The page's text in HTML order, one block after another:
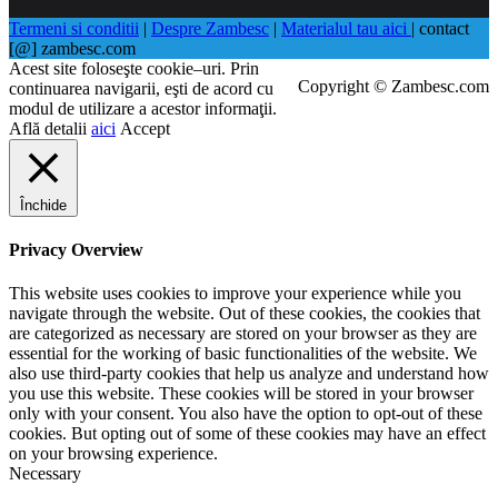
Termeni si conditii | Despre Zambesc | Materialul tau aici | contact
[@] zambesc.com
Copyright © Zambesc.com
Acest site foloseşte cookie–uri. Prin
continuarea navigarii, eşti de acord cu
modul de utilizare a acestor informaţii.
Află detalii aici Accept
Închide
Privacy Overview
This website uses cookies to improve your experience while you
navigate through the website. Out of these cookies, the cookies that
are categorized as necessary are stored on your browser as they are
essential for the working of basic functionalities of the website. We
also use third-party cookies that help us analyze and understand how
you use this website. These cookies will be stored in your browser
only with your consent. You also have the option to opt-out of these
cookies. But opting out of some of these cookies may have an effect
on your browsing experience.
Necessary